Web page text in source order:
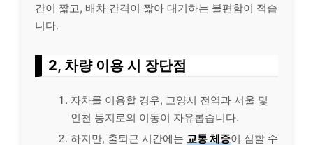
간이 짧고, 배차 간격이 짧아 대기하는 불편함이 적습
니다.
2, 차량 이용 시 장단점
자차를 이용할 경우, 고양시 전역과 서울 및
인천 등지로의 이동이 자유롭습니다.
하지만, 출퇴근 시간에는 교통 체증이 심할 수